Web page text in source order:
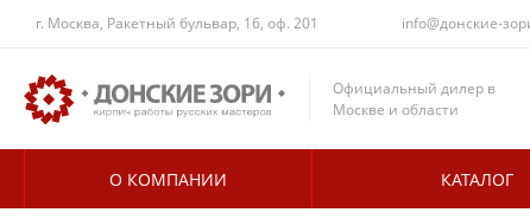
г. Москва, Ракетный бульвар, 16, оф. 201 info@донские-
Официальный дилер в
Москве и области
О КОМПАНИИ КАТАЛОГ